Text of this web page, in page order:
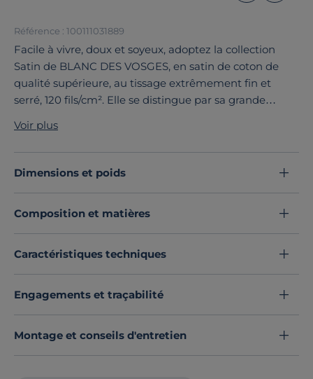
Référence : 100111031889
Facile à vivre, doux et soyeux, adoptez la collection
Satin de BLANC DES VOSGES, en satin de coton de
qualité supérieure, au tissage extrêmement fin et
serré, 120 fils/cm². Elle se distingue par sa grande
drap housse se décline dans une large palette de
coloris, pour se coordonner avec toutes vos parures
fantaisies.
Voir plus
Dimensions et poids
Composition et matières
Caractéristiques techniques
Engagements et traçabilité
Montage et conseils d'entretien